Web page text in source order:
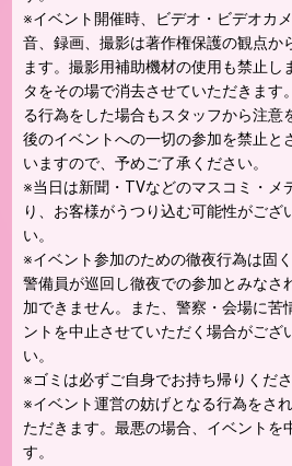
※イベント開催時、ビデオ・ビデオカ
音、録画、撮影は著作権保護の観点か
ます。撮影用補助機材の使用も禁止し
タをその場で消去させていただきます
る行為をした場合もスタッフから注意
後のイベントへの一切の参加を禁止と
いますので、予めご了承ください。
※当日は新聞・TVなどのマスコミ・メ
り、お客様がうつり込む可能性がござ
い。
※イベント参加のための徹夜行為は固
警備員が巡回し徹夜での参加とみなさ
加できません。また、警察・会場に苦
ントを中止させていただく場合がござ
い。
※ゴミは必ずご自身でお持ち帰りくださ
※イベント運営の妨げとなる行為をさ
ただきます。最悪の場合、イベントを
す。